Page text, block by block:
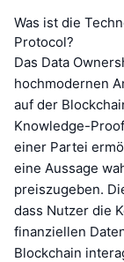
Was ist die
Protocol?
Das Data
hochmodernen
auf der
Knowledge-
einer Partei
eine Aussage
preiszugeben.
dass Nutzer die
finanziellen
Blockchain